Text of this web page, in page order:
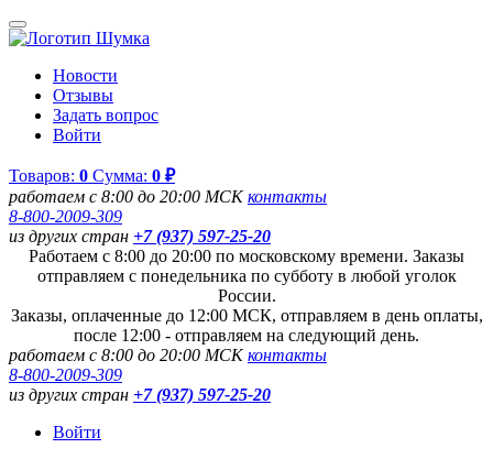
Новости
Отзывы
Задать вопрос
Войти
Товаров: 0 Сумма: 0 ₽
работаем с 8:00 до 20:00 МСКконтакты
8-800-2009-309
из других стран +7 (937) 597-25-20
Работаем с 8:00 до 20:00 по московскому времени. Заказы
отправляем с понедельника по субботу в любой уголок
России.
Заказы, оплаченные до 12:00 МСК, отправляем в день оплаты,
после 12:00 - отправляем на следующий день.
работаем с 8:00 до 20:00 МСКконтакты
8-800-2009-309
из других стран +7 (937) 597-25-20
Войти